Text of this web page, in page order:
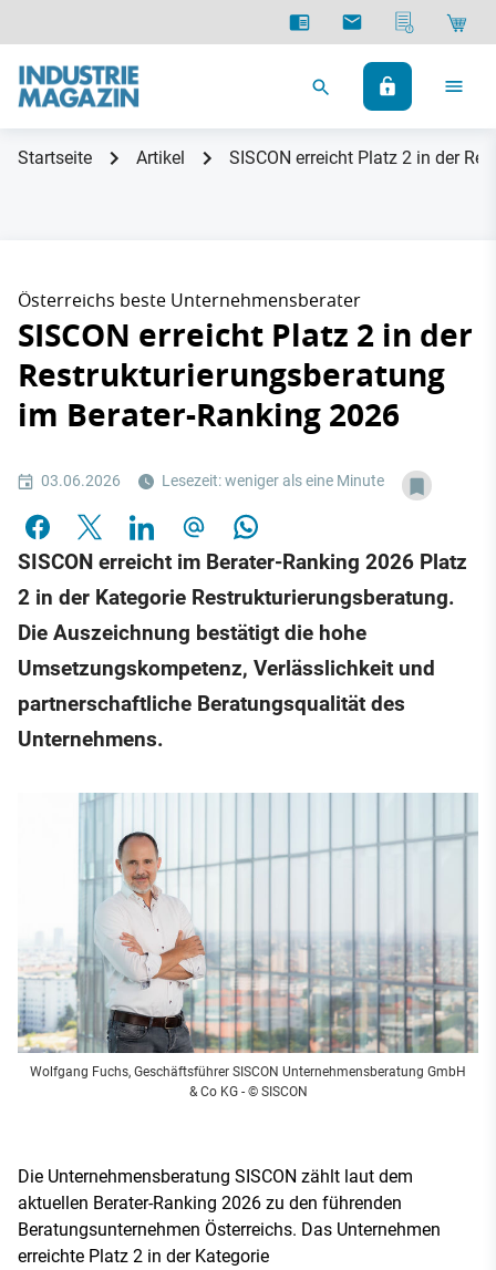
Startseite Artikel SISCON erreicht Platz 2 in der
Österreichs beste Unternehmensberater
SISCON erreicht Platz 2 in der
Restrukturierungsberatung
im Berater-Ranking 2026
03.06.2026 Lesezeit: weniger als eine Minute
SISCON erreicht im Berater-Ranking 2026 Platz
2 in der Kategorie Restrukturierungsberatung.
Die Auszeichnung bestätigt die hohe
Umsetzungskompetenz, Verlässlichkeit und
partnerschaftliche Beratungsqualität des
Unternehmens.
Wolfgang Fuchs, Geschäftsführer SISCON Unternehmensberatung GmbH
& Co KG- © SISCON
Die Unternehmensberatung SISCON zählt laut dem
aktuellen Berater-Ranking 2026 zu den führenden
Beratungsunternehmen Österreichs. Das Unternehmen
erreichte Platz 2 in der Kategorie